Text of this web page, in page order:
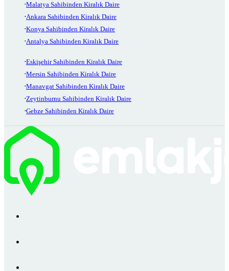
Malatya Sahibinden Kiralık Daire
Ankara Sahibinden Kiralık Daire
Konya Sahibinden Kiralık Daire
Antalya Sahibinden Kiralık Daire
Eskişehir Sahibinden Kiralık Daire
Mersin Sahibinden Kiralık Daire
Manavgat Sahibinden Kiralık Daire
Zeytinburnu Sahibinden Kiralık Daire
Gebze Sahibinden Kiralık Daire